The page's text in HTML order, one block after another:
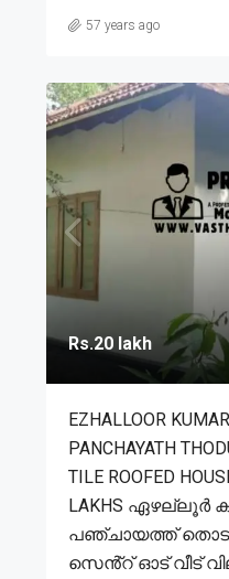
57 years ago
Rs.20 lakh
EZHALLOOR
PANCHAYATH
TILE ROOFED
LAKHS ഏഴല്ലൂർ
പഞ്ചായത്ത്
സെൻ്റ് ഓട് വീട്